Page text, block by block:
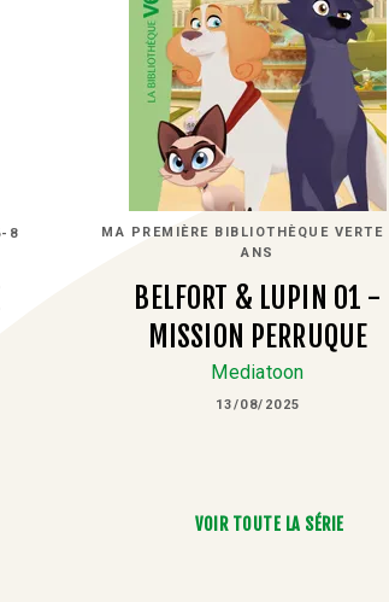
8
MA PREMIÈRE BIBLIOTHÈQUE
ANS
BELFORT & LUPIN 01 -
MISSION PERRUQUE
Mediatoon
13/08/2025
VOIR TOUTE LA SÉRIE